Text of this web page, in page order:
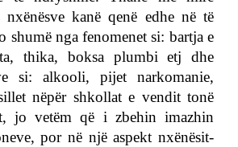
nxënësve kanë qenë edhe në të
shumë nga fenomenet si: bartja e
thika, boksa plumbi etj dhe
si: alkooli, pijet narkomanie,
nëpër shkollat e vendit tonë
jo vetëm që i zbehin imazhin
por në një aspekt nxënësit-